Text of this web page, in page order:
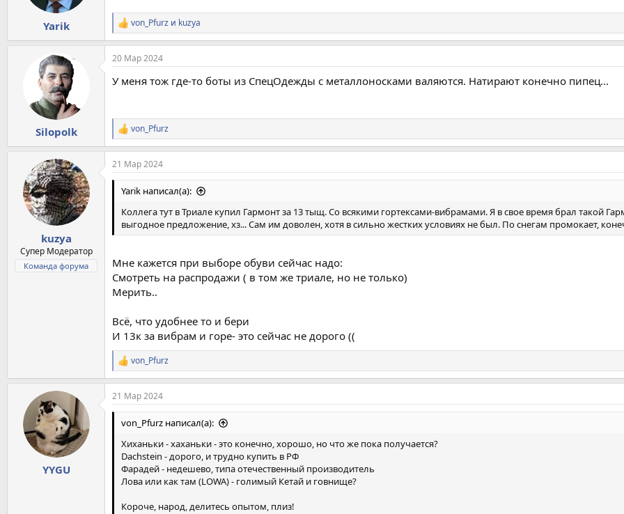
Yarik
Р
е
а
к
и
von_Pfurz и kuzya
Silopolk
20 Мар 2024
У меня тож где-то боты из СпецОдежды с металлоносками валяются. Натирают конечно пипец...
Р
е
а
к
ц
и
von_Pfurz
kuzya
Супер Модератор
Команда форума
21 Мар 2024
Yarik написал(а):
Коллега тут в Триале купил Гармонт за 13 тыщ. Со всякими гортексами-вибрамами. Я в свое время брал такой
выгодное предложение, хз... Сам им доволен, хотя в сильно жестких условиях не был. По снегам промокает,
Мне кажется при выборе обуви сейчас надо:
Смотреть на распродажи ( в том же триале, но не только)
Мерить..
Всё, что удобнее то и бери
И 13к за вибрам и горе- это сейчас не дорого ((
Р
е
а
к
ц
и
von_Pfurz
YYGU
21 Мар 2024
von_Pfurz написал(а):
Хиханьки - хаханьки - это конечно, хорошо, но что же пока получается?
Dachstein - дорого, и трудно купить в РФ
Фарадей - недешево, типа отечественный производитель
Лова или как там (LOWA) - голимый Кетай и говнище?
Короче, народ, делитесь опытом, плиз!